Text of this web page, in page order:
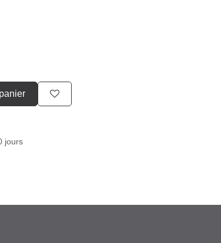
Super/​GT/​TS/​150 Super/​
panier
jours